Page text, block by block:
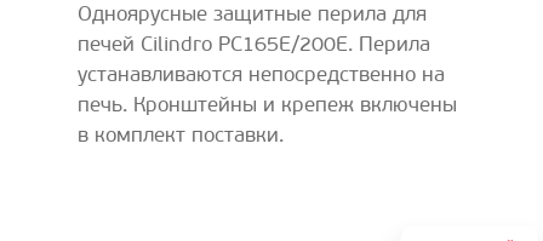
Одноярусные защитные перила для
печей Cilindro PC165E/200E. Перила
устанавливаются непосредственно на
печь. Кронштейны и крепеж включены
в комплект поставки.